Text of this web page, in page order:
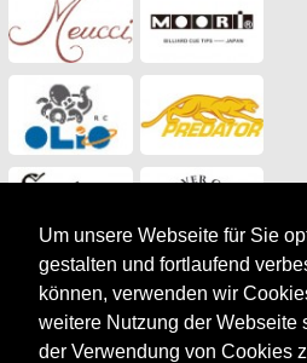
Um unsere Webseite für Sie
gestalten und fortlaufend
können, verwenden wir
weitere Nutzung der Webseite
der Verwendung von Cookies